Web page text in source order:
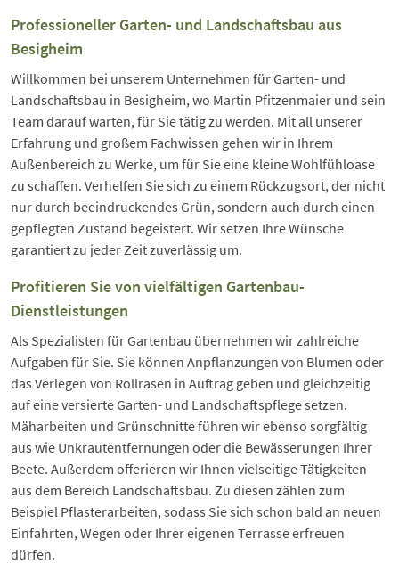
Professioneller Garten- und Landschaftsbau aus
Besigheim
Willkommen bei unserem Unternehmen für Garten- und
Landschaftsbau in Besigheim, wo Martin Pfitzenmaier und sein
Team darauf warten, für Sie tätig zu werden. Mit all unserer
Erfahrung und großem Fachwissen gehen wir in Ihrem
Außenbereich zu Werke, um für Sie eine kleine Wohlfühloase
zu schaffen. Verhelfen Sie sich zu einem Rückzugsort, der nicht
nur durch beeindruckendes Grün, sondern auch durch einen
gepflegten Zustand begeistert. Wir setzen Ihre Wünsche
garantiert zu jeder Zeit zuverlässig um.
Profitieren Sie von vielfältigen Gartenbau-
Dienstleistungen
Als Spezialisten für Gartenbau übernehmen wir zahlreiche
Aufgaben für Sie. Sie können Anpflanzungen von Blumen oder
das Verlegen von Rollrasen in Auftrag geben und gleichzeitig
auf eine versierte Garten- und Landschaftspflege setzen.
Mäharbeiten und Grünschnitte führen wir ebenso sorgfältig
aus wie Unkrautentfernungen oder die Bewässerungen Ihrer
Beete. Außerdem offerieren wir Ihnen vielseitige Tätigkeiten
aus dem Bereich Landschaftsbau. Zu diesen zählen zum
Beispiel Pflasterarbeiten, sodass Sie sich schon bald an neuen
Einfahrten, Wegen oder Ihrer eigenen Terrasse erfreuen
dürfen.